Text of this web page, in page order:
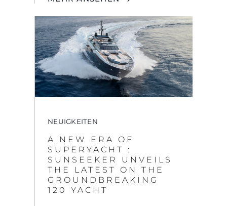
NEUIGKEITEN
A NEW ERA OF
SUPERYACHT :
SUNSEEKER UNVEILS
THE LATEST ON THE
By clicking “Accept All Cookies”, you agree to the
storing of cookies on your device to enhance site
navigation, analyze site usage, and assist in our
REJECT ALL
ACCEPT ALL COOKIES